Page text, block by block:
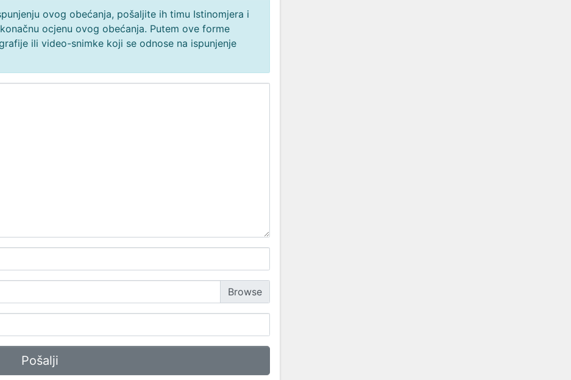
ovog obećanja, pošaljite ih timu Istinomjera i
ocjenu ovog obećanja. Putem ove forme
ili video-snimke koji se odnose na ispunjenje